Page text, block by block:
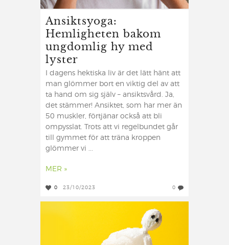
Ansiktsyoga:
Hemligheten bakom
ungdomlig hy med
lyster
I dagens hektiska liv är det lätt hänt att
man glömmer bort en viktig del av att
ta hand om sig själv – ansiktsvård. Ja,
det stämmer! Ansiktet, som har mer än
50 muskler, förtjänar också att bli
ompysslat. Trots att vi regelbundet går
till gymmet för att träna kroppen
glömmer vi ...
MER »
0 23/10/2023 0